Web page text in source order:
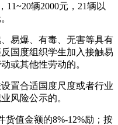
11~20辆2000元，21辆以
易爆、有毒、无害等具有
国度组织学生加入接触易
或其他性劳动的。
置合适国度尺度或者行业
风险公示的。
值金额的8%-12%励；按